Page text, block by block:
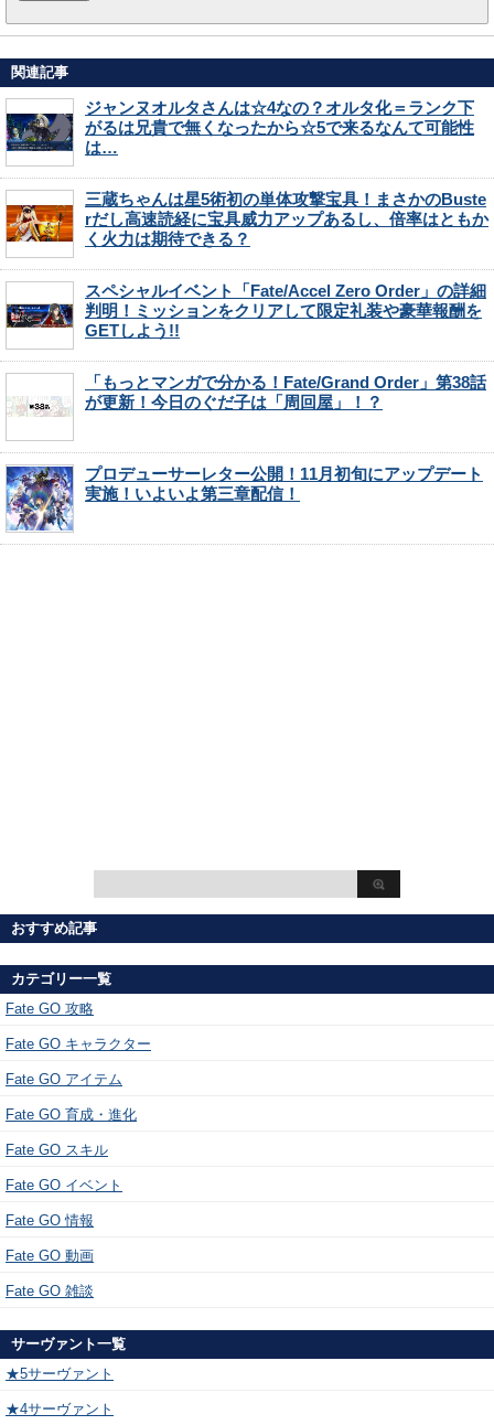
関連記事
ジャンヌオルタさんは☆4なの？オルタ化＝ランク下
がるは兄貴で無くなったから☆5で来るなんて可能性
は…
三蔵ちゃんは星5術初の単体攻撃宝具！まさかのBuste
rだし高速読経に宝具威力アップあるし、倍率はともか
く火力は期待できる？
スペシャルイベント「Fate/Accel Zero Order」の詳細
判明！ミッションをクリアして限定礼装や豪華報酬を
GETしよう!!
「もっとマンガで分かる！Fate/Grand Order」第38話
が更新！今日のぐだ子は「周回屋」！？
プロデューサーレター公開！11月初旬にアップデート
実施！いよいよ第三章配信！
おすすめ記事
カテゴリー一覧
Fate GO 攻略
Fate GO キャラクター
Fate GO アイテム
Fate GO 育成・進化
Fate GO スキル
Fate GO イベント
Fate GO 情報
Fate GO 動画
Fate GO 雑談
サーヴァント一覧
★5サーヴァント
★4サーヴァント